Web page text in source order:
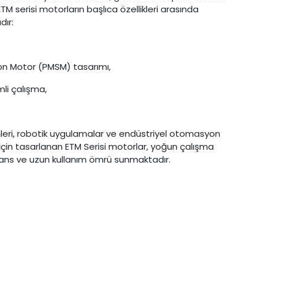
serisi motorların başlıca özellikleri arasında
Motor (PMSM) tasarımı,
çalışma,
robotik uygulamalar ve endüstriyel otomasyon
tasarlanan ETM Serisi motorlar, yoğun çalışma
ve uzun kullanım ömrü sunmaktadır.